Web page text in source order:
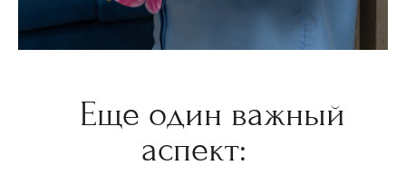
Еще один важный
аспект: